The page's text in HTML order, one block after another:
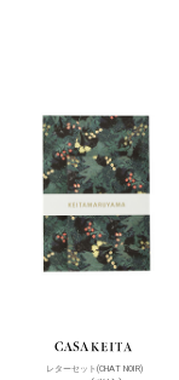
レターセット(CHAT NOIR)